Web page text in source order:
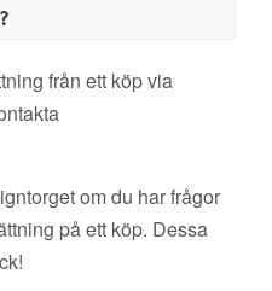
från ett köp via
om du har frågor
på ett köp. Dessa